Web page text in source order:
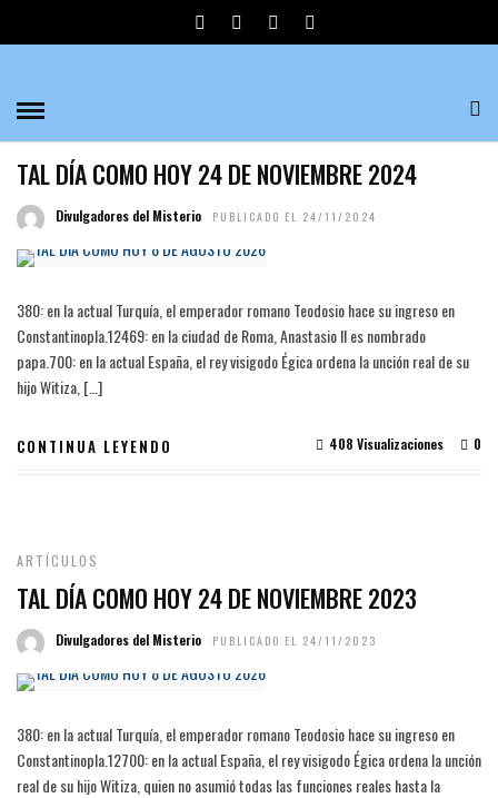
24 DE NOVIEMBRE
TAL DÍA COMO HOY 24 DE NOVIEMBRE 2024
Divulgadores del Misterio PUBLICADO EL 24/11/2024
380: en la actual Turquía, el emperador romano Teodosio hace su ingreso en
Constantinopla.1​2​469: en la ciudad de Roma, Anastasio II es nombrado
papa.700: en la actual España, el rey visigodo Égica ordena la unción real de su
hijo Witiza, […]
CONTINUA LEYENDO 0
408 Visualizaciones
ARTÍCULOS
TAL DÍA COMO HOY 24 DE NOVIEMBRE 2023
Divulgadores del Misterio PUBLICADO EL 24/11/2023
380: en la actual Turquía, el emperador romano Teodosio hace su ingreso en
Constantinopla.1​2​700: en la actual España, el rey visigodo Égica ordena la unción
real de su hijo Witiza, quien no asumió todas las funciones reales hasta la